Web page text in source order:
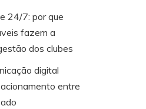
24/7: por que
fazem a
dos clubes
digital
entre